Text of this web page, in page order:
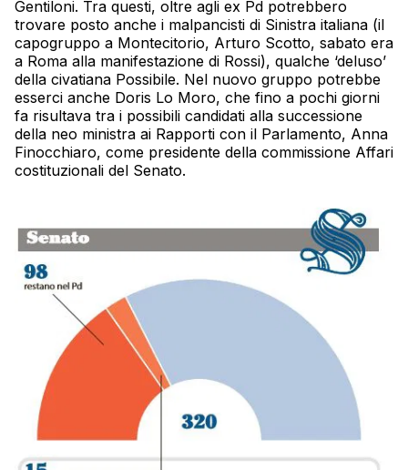
Gentiloni. Tra questi, oltre agli ex Pd potrebbero
trovare posto anche i malpancisti di Sinistra italiana (il
capogruppo a Montecitorio, Arturo Scotto, sabato era
a Roma alla manifestazione di Rossi), qualche ‘deluso’
della civatiana Possibile. Nel nuovo gruppo potrebbe
esserci anche Doris Lo Moro, che fino a pochi giorni
fa risultava tra i possibili candidati alla successione
della neo ministra ai Rapporti con il Parlamento, Anna
Finocchiaro, come presidente della commissione Affari
costituzionali del Senato.